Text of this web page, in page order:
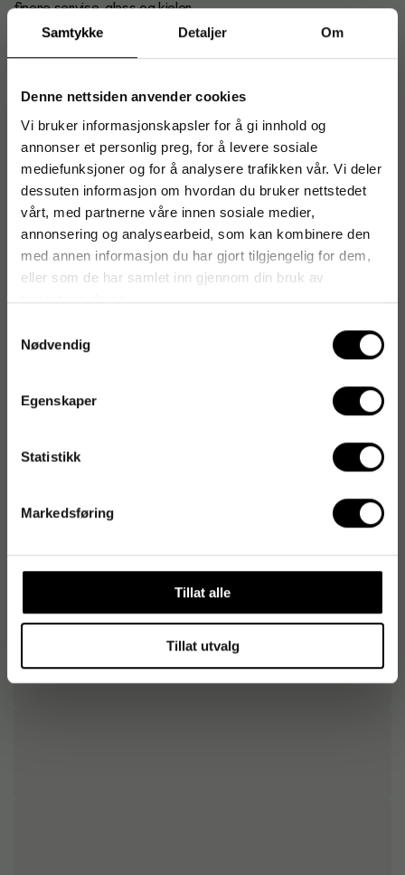
Samtykke Detaljer Om
Denne nettsiden anvender cookies
Vi bruker informasjonskapsler for å gi innhold og
annonser et personlig preg, for å levere sosiale
mediefunksjoner og for å analysere trafikken vår. Vi deler
dessuten informasjon om hvordan du bruker nettstedet
vårt, med partnerne våre innen sosiale medier,
annonsering og analysearbeid, som kan kombinere den
med annen informasjon du har gjort tilgjengelig for dem,
eller som de har samlet inn gjennom din bruk av
tjenestene deres.
Nødvendig
Egenskaper
Statistikk
Markedsføring
Tillat alle
Tillat utvalg
finere servise, glass og kjeler.
- Oppvasktabletter med selvoppløselig folie
Antal i förpackning: 120
Artikkelnummer: 303656
Originalnummer: 510004689
EAN: 7046110324202
Type